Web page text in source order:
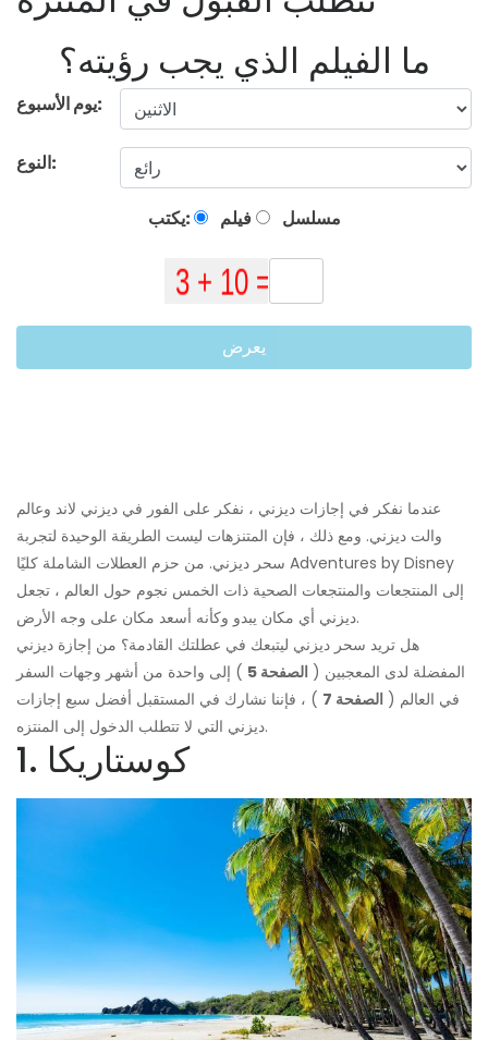
ما الفيلم الذي يجب رؤيته؟
يوم الأسبوع:
النوع:
يكتب: فيلم مسلسل
يعرض
عندما نفكر في إجازات ديزني ، نفكر على الفور في ديزني لاند وعالم
والت ديزني. ومع ذلك ، فإن المتنزهات ليست الطريقة الوحيدة لتجربة
سحر ديزني. من حزم العطلات الشاملة كليًا Adventures by Disney
إلى المنتجعات والمنتجعات الصحية ذات الخمس نجوم حول العالم ، تجعل
ديزني أي مكان يبدو وكأنه أسعد مكان على وجه الأرض.
هل تريد سحر ديزني ليتبعك في عطلتك القادمة؟ من إجازة ديزني
المفضلة لدى المعجبين ( الصفحة 5
) إلى واحدة من أشهر وجهات السفر
في العالم ( الصفحة 7
) ، فإننا نشارك في المستقبل أفضل سبع إجازات
ديزني التي لا تتطلب الدخول إلى المنتزه.
1. كوستاريكا